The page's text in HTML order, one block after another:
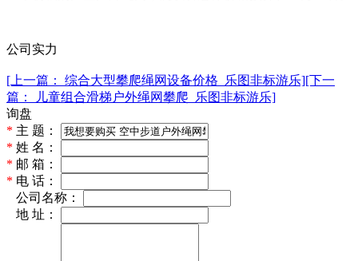
公司实力
[上一篇： 综合大型攀爬绳网设备价格_乐图非标游乐][下一
篇： 儿童组合滑梯户外绳网攀爬_乐图非标游乐]
询盘
* 主 题：
* 姓 名：
* 邮 箱：
* 电 话：
公司名称：
地 址：